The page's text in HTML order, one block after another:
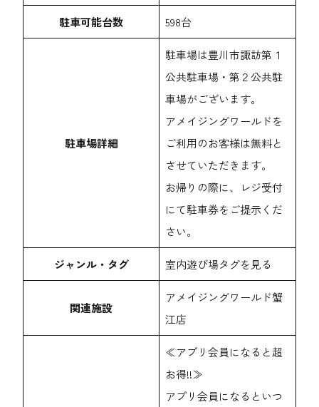
駐車可能台数 598台
駐車場詳細
駐車場は豊川市諏訪第１
公共駐車場・第２公共駐
車場がございます。
アメイジングワールドを
ご利用のお客様は無料と
させていただきます。
お帰りの際に、レジ受付
にて駐車券をご提示くだ
さい。
ジャンル・タグ 室内遊び場タグを見る
関連施設
アメイジングワールド蟹
江店
≪アプリ会員になると超
お得!!≫
アプリ会員になるといつ